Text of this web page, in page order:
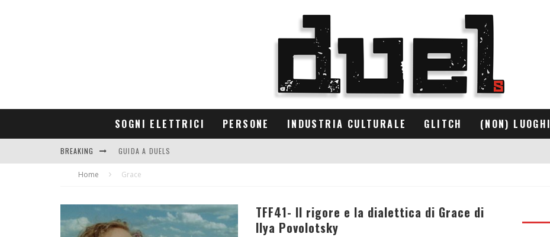
SOGNI ELETTRICI PERSONE INDUSTRIA CULTURALE GLITCH (NON) LUOGHI
BREAKING GUIDA A DUELS
CONTRIBUTORS
Home Grace
TFF41- Il rigore e la dialettica di Grace di
Ilya Povolotsky